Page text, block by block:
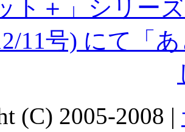
ト＋」シリー
11号) にて「
(C) 2005-2008 |